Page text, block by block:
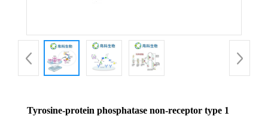
Tyrosine-protein phosphatase non-receptor type 1